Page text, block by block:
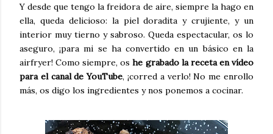
Y desde que tengo la freidora de aire, siempre la hago en
ella, queda delicioso: la piel doradita y crujiente, y un
interior muy tierno y sabroso. Queda espectacular, os lo
aseguro, ¡para mi se ha convertido en un básico en la
airfryer! Como siempre, oshe grabado la receta en vídeo
para el canal de YouTube, ¡corred a verlo! No me enrollo
más, os digo los ingredientes y nos ponemos a cocinar.